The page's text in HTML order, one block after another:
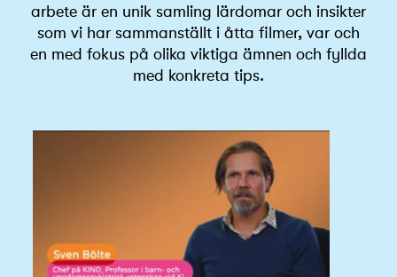
arbete är en unik samling lärdomar och insikter
som vi har sammanställt i åtta filmer, var och
en med fokus på olika viktiga ämnen och fyllda
med konkreta tips.